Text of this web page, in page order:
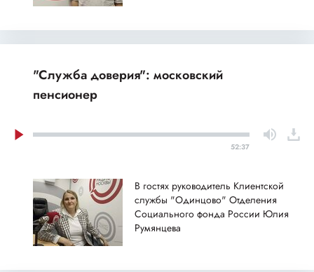
"Служба доверия": московский
пенсионер
52:37
В гостях руководитель Клиентской
службы "Одинцово" Отделения
Социального фонда России Юлия
Румянцева